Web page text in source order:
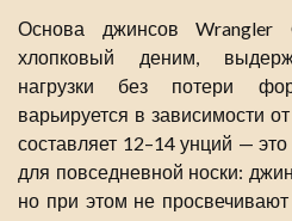
Основа джинсов Wrangler
хлопковый деним,
нагрузки без потери
варьируется в зависимости
составляет 12–14 унций —
для повседневной носки:
но при этом не